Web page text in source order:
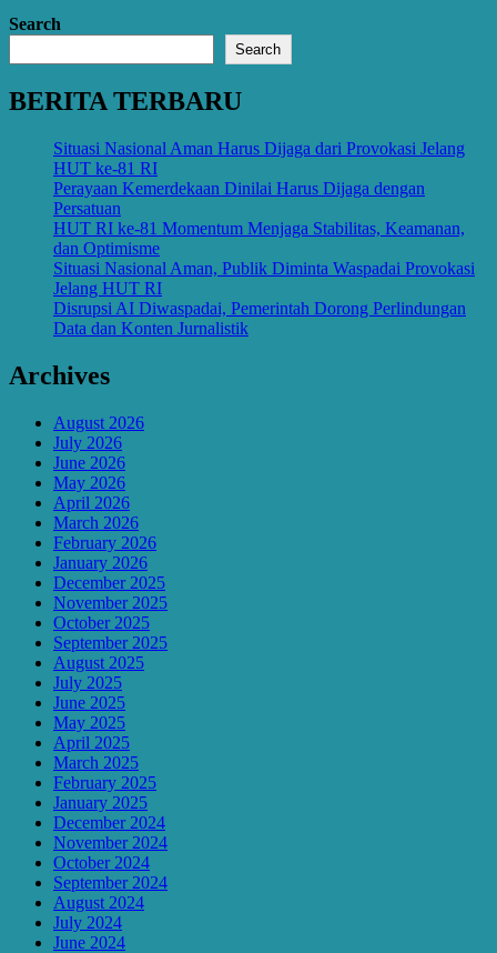
Search
Search
BERITA TERBARU
Situasi Nasional Aman Harus Dijaga dari Provokasi Jelang
HUT ke-81 RI
Perayaan Kemerdekaan Dinilai Harus Dijaga dengan
Persatuan
HUT RI ke-81 Momentum Menjaga Stabilitas, Keamanan,
dan Optimisme
Situasi Nasional Aman, Publik Diminta Waspadai Provokasi
Jelang HUT RI
Disrupsi AI Diwaspadai, Pemerintah Dorong Perlindungan
Data dan Konten Jurnalistik
Archives
August 2026
July 2026
June 2026
May 2026
April 2026
March 2026
February 2026
January 2026
December 2025
November 2025
October 2025
September 2025
August 2025
July 2025
June 2025
May 2025
April 2025
March 2025
February 2025
January 2025
December 2024
November 2024
October 2024
September 2024
August 2024
July 2024
June 2024